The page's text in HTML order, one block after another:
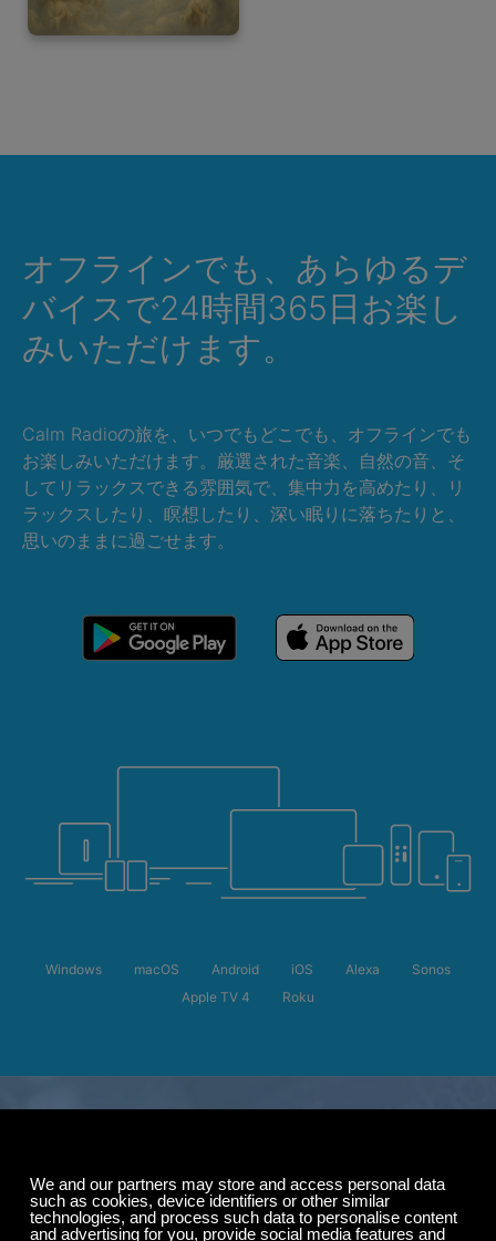
フ。
オフラインでも、あらゆるデ
バイスで24時間365日お楽し
みいただけます。
Calm Radioの旅を、いつでもどこでも、オフラインでも
お楽しみいただけます。厳選された音楽、自然の音、そ
してリラックスできる雰囲気で、集中力を高めたり、リ
ラックスしたり、瞑想したり、深い眠りに落ちたりと、
思いのままに過ごせます。
Windows macOS Android iOS Alexa
Sonos
Apple TV 4
Roku